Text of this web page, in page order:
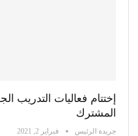
إختتام فعاليات التدريب
المشترك
جريدة الرئيس فبراير 2, 2021